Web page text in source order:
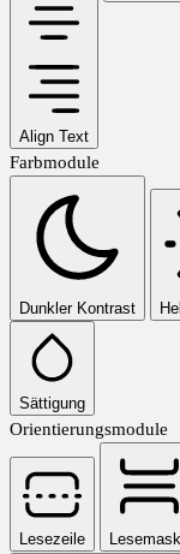
Align Text
Farbmodule
Dunkler Kontrast
Sättigung
Orientierungsmodule
Lesezeile